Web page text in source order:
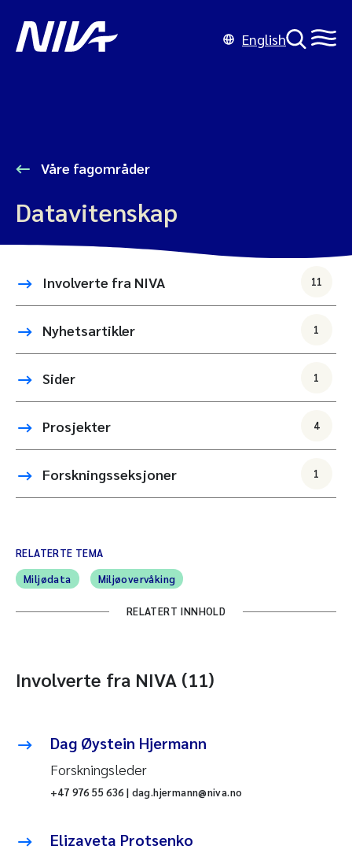
English
Våre fagområder
Datavitenskap
Involverte fra NIVA 11
Nyhetsartikler 1
Sider 1
Prosjekter 4
Forskningsseksjoner 1
RELATERTE TEMA
Miljødata
Miljøovervåking
RELATERT INNHOLD
Involverte fra NIVA (11)
Dag Øystein Hjermann
Forskningsleder
+47 976 55 636 | dag.hjermann@niva.no
Elizaveta Protsenko